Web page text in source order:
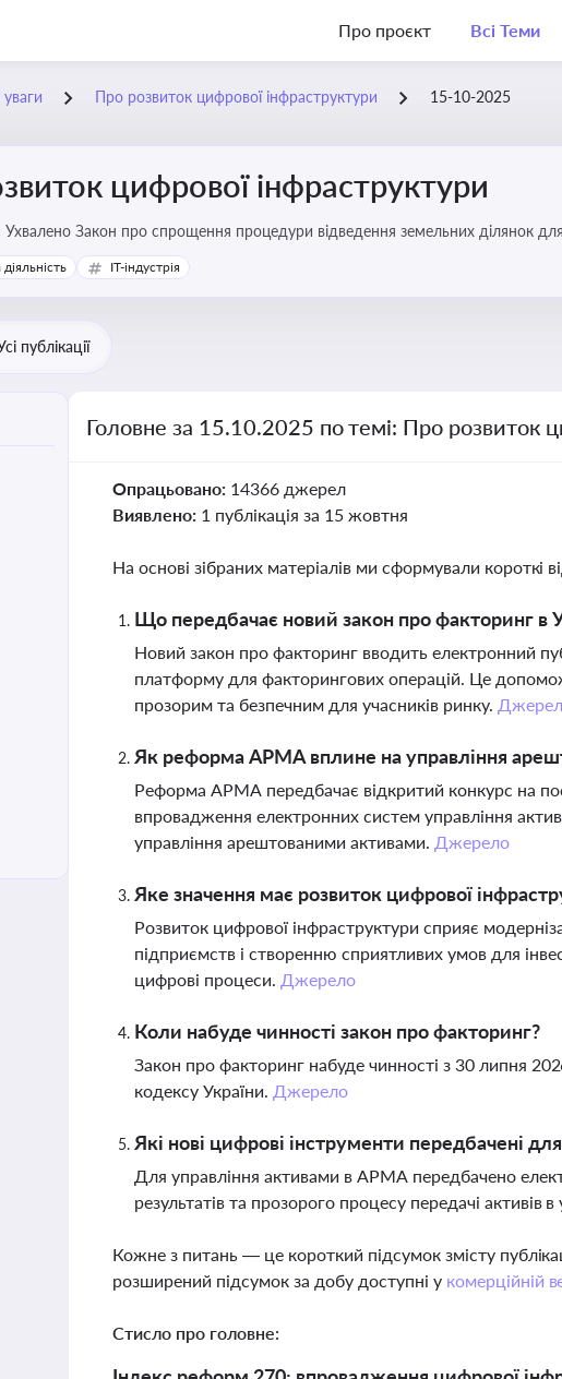
Про проєкт Всі Теми
Про розвиток цифрової інфраструктури 15-10-2025
цифрової інфраструктури
Ухвалено Закон про спрощення процедури відведення земельних ділянок
IT-індустрія
публікації
Головне за 15.10.2025 по темі: Про розвиток
Опрацьовано: 14366 джерел
Виявлено: 1 публікація за 15 жовтня
На основі зібраних матеріалів ми сформували короткі
Що передбачає новий закон про факторинг в
Новий закон про факторинг вводить електронний
платформу для факторингових операцій. Це
прозорим та безпечним для учасників ринку.
Як реформа АРМА вплине на управління
Реформа АРМА передбачає відкритий конкурс на
впровадження електронних систем управління
управління арештованими активами. Джерело
Яке значення має розвиток цифрової
Розвиток цифрової інфраструктури сприяє
підприємств і створенню сприятливих умов для
цифрові процеси. Джерело
Коли набуде чинності закон про факторинг?
Закон про факторинг набуде чинності з 30 липня
кодексу України. Джерело
Які нові цифрові інструменти передбачені
Для управління активами в АРМА передбачено
результатів та прозорого процесу передачі активів
Кожне з питань — це короткий підсумок змісту
розширений підсумок за добу доступні у комерційній
Стисло про головне: